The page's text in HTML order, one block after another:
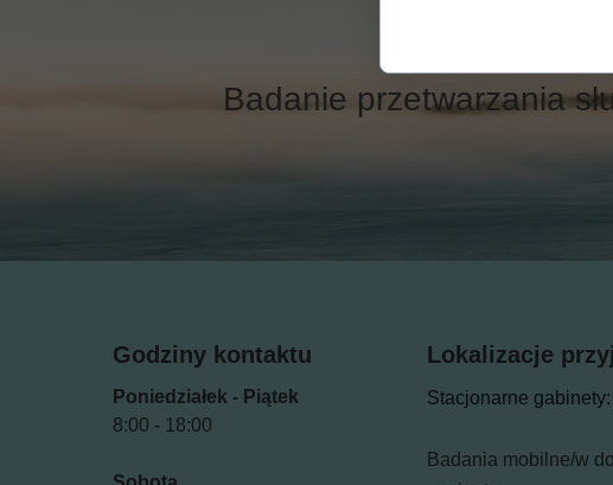
Badanie przetwarzania
Godziny kontaktu
Poniedziałek - Piątek
8:00 - 18:00
Lokalizacje
Stacjonarne
Badania mobilne/w